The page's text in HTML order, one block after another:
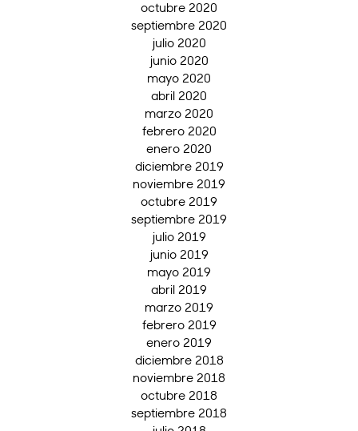
octubre 2020
septiembre 2020
julio 2020
junio 2020
mayo 2020
abril 2020
marzo 2020
febrero 2020
enero 2020
diciembre 2019
noviembre 2019
octubre 2019
septiembre 2019
julio 2019
junio 2019
mayo 2019
abril 2019
marzo 2019
febrero 2019
enero 2019
diciembre 2018
noviembre 2018
octubre 2018
septiembre 2018